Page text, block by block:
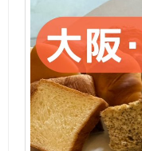
ツ
へ
へ
移